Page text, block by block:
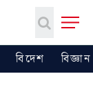
বিদেশ